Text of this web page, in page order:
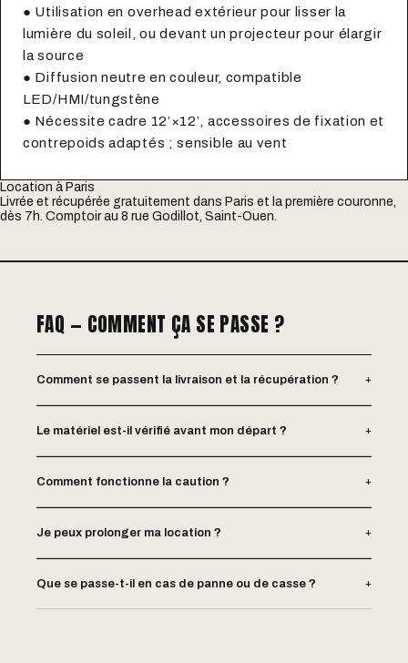
● Utilisation en overhead extérieur pour lisser la
lumière du soleil, ou devant un projecteur pour élargir
la source
● Diffusion neutre en couleur, compatible
LED/HMI/tungstène
● Nécessite cadre 12’×12’, accessoires de fixation et
contrepoids adaptés ; sensible au vent
Location à Paris
Livrée et récupérée gratuitement dans Paris et la première couronne,
dès 7h. Comptoir au 8 rue Godillot, Saint-Ouen.
FAQ — COMMENT ÇA SE PASSE ?
Comment se passent la livraison et la récupération ? +
Le matériel est-il vérifié avant mon départ ? +
Comment fonctionne la caution ? +
Je peux prolonger ma location ? +
Que se passe-t-il en cas de panne ou de casse ? +